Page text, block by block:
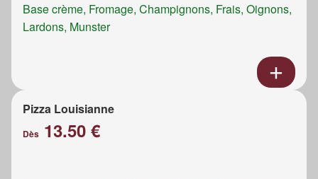
Base crème, Fromage, Champignons, Frais, Oignons,
Lardons, Munster
Pizza Louisianne
Dès 13.50 €